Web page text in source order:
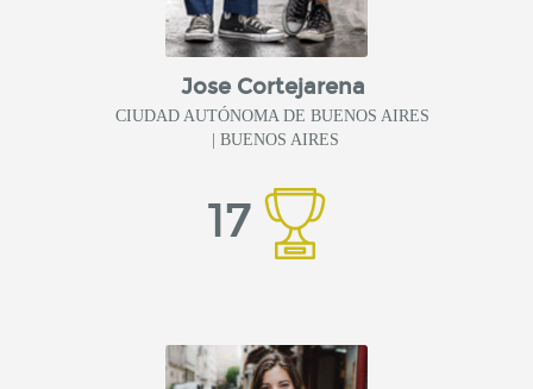
Jose Cortejarena
CIUDAD AUTÓNOMA DE BUENOS AIRES
| BUENOS AIRES
17